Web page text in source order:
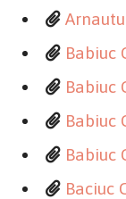
Babiuc
Babiuc
Babiuc
Babiuc
Baciuc